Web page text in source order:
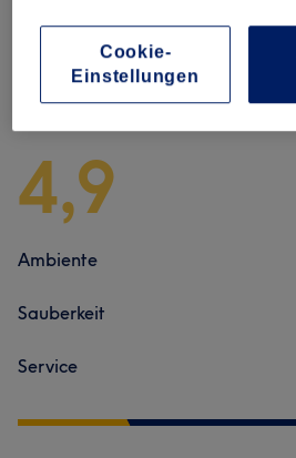
Salonbewertungen
4,9
Ambiente
Sauberkeit
Service
Cookie-
Einstellungen